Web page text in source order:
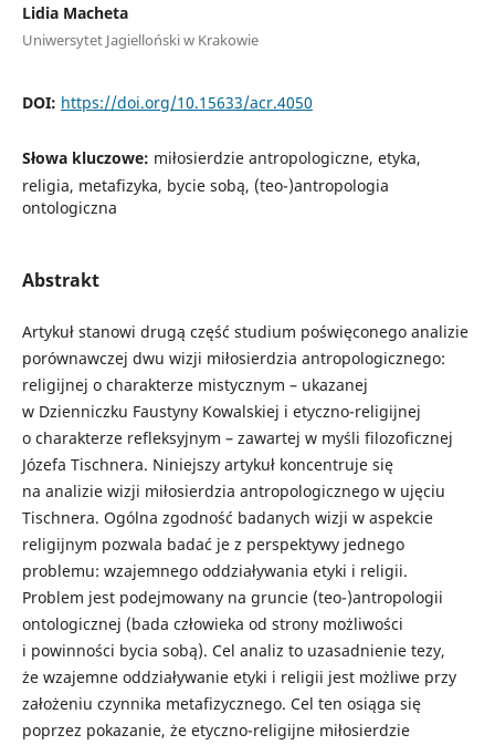
Lidia Macheta
Uniwersytet Jagielloński w Krakowie
DOI: https://doi.org/10.15633/acr.4050
Słowa kluczowe: miłosierdzie antropologiczne, etyka,
religia, metafizyka, bycie sobą, (teo-)antropologia
ontologiczna
Abstrakt
Artykuł stanowi drugą część studium poświęconego analizie
porównawczej dwu wizji miłosierdzia antropologicznego:
religijnej o charakterze mistycznym – ukazanej
w Dzienniczku Faustyny Kowalskiej i etyczno-religijnej
o charakterze refleksyjnym – zawartej w myśli filozoficznej
Józefa Tischnera. Niniejszy artykuł koncentruje się
na analizie wizji miłosierdzia antropologicznego w ujęciu
Tischnera. Ogólna zgodność badanych wizji w aspekcie
religijnym pozwala badać je z perspektywy jednego
problemu: wzajemnego oddziaływania etyki i religii.
Problem jest podejmowany na gruncie (teo-)antropologii
ontologicznej (bada człowieka od strony możliwości
i powinności bycia sobą). Cel analiz to uzasadnienie tezy,
że wzajemne oddziaływanie etyki i religii jest możliwe przy
założeniu czynnika metafizycznego. Cel ten osiąga się
poprzez pokazanie, że etyczno-religijne miłosierdzie